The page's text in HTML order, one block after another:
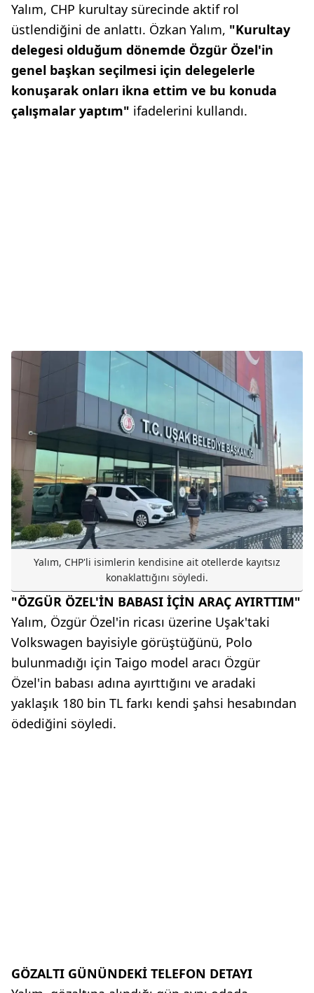
Yalım, CHP kurultay sürecinde aktif rol
üstlendiğini de anlattı. Özkan Yalım, "Kurultay
delegesi olduğum dönemde Özgür Özel'in
genel başkan seçilmesi için delegelerle
konuşarak onları ikna ettim ve bu konuda
çalışmalar yaptım" ifadelerini kullandı.
Yalım, CHP'li isimlerin kendisine ait otellerde kayıtsız
konaklattığını söyledi.
"ÖZGÜR ÖZEL'İN BABASI İÇİN ARAÇ AYIRTTIM"
Yalım, Özgür Özel'in ricası üzerine Uşak'taki
Volkswagen bayisiyle görüştüğünü, Polo
bulunmadığı için Taigo model aracı Özgür
Özel'in babası adına ayırttığını ve aradaki
yaklaşık 180 bin TL farkı kendi şahsi hesabından
ödediğini söyledi.
GÖZALTI GÜNÜNDEKİ TELEFON DETAYI